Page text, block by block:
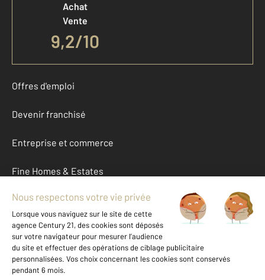
Achat
Vente
9,2/10
Offres d'emploi
Devenir franchisé
Entreprise et commerce
Fine Homes & Estates
À propos
International
Nous contacter